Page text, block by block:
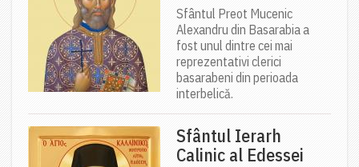
Sfântul Preot Mucenic
Alexandru din Basarabia a
fost unul dintre cei mai
reprezentativi clerici
basarabeni din perioada
interbelică.
Sfântul Ierarh
Calinic al Edessei